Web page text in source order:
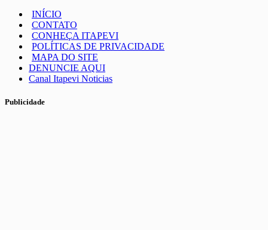
INÍCIO
CONTATO
CONHEÇA ITAPEVI
POLÍTICAS DE PRIVACIDADE
MAPA DO SITE
DENUNCIE AQUI
Canal Itapevi Noticias
Publicidade